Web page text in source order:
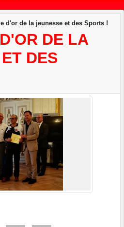
d'or de la jeunesse et des Sports !
DE LA
DES